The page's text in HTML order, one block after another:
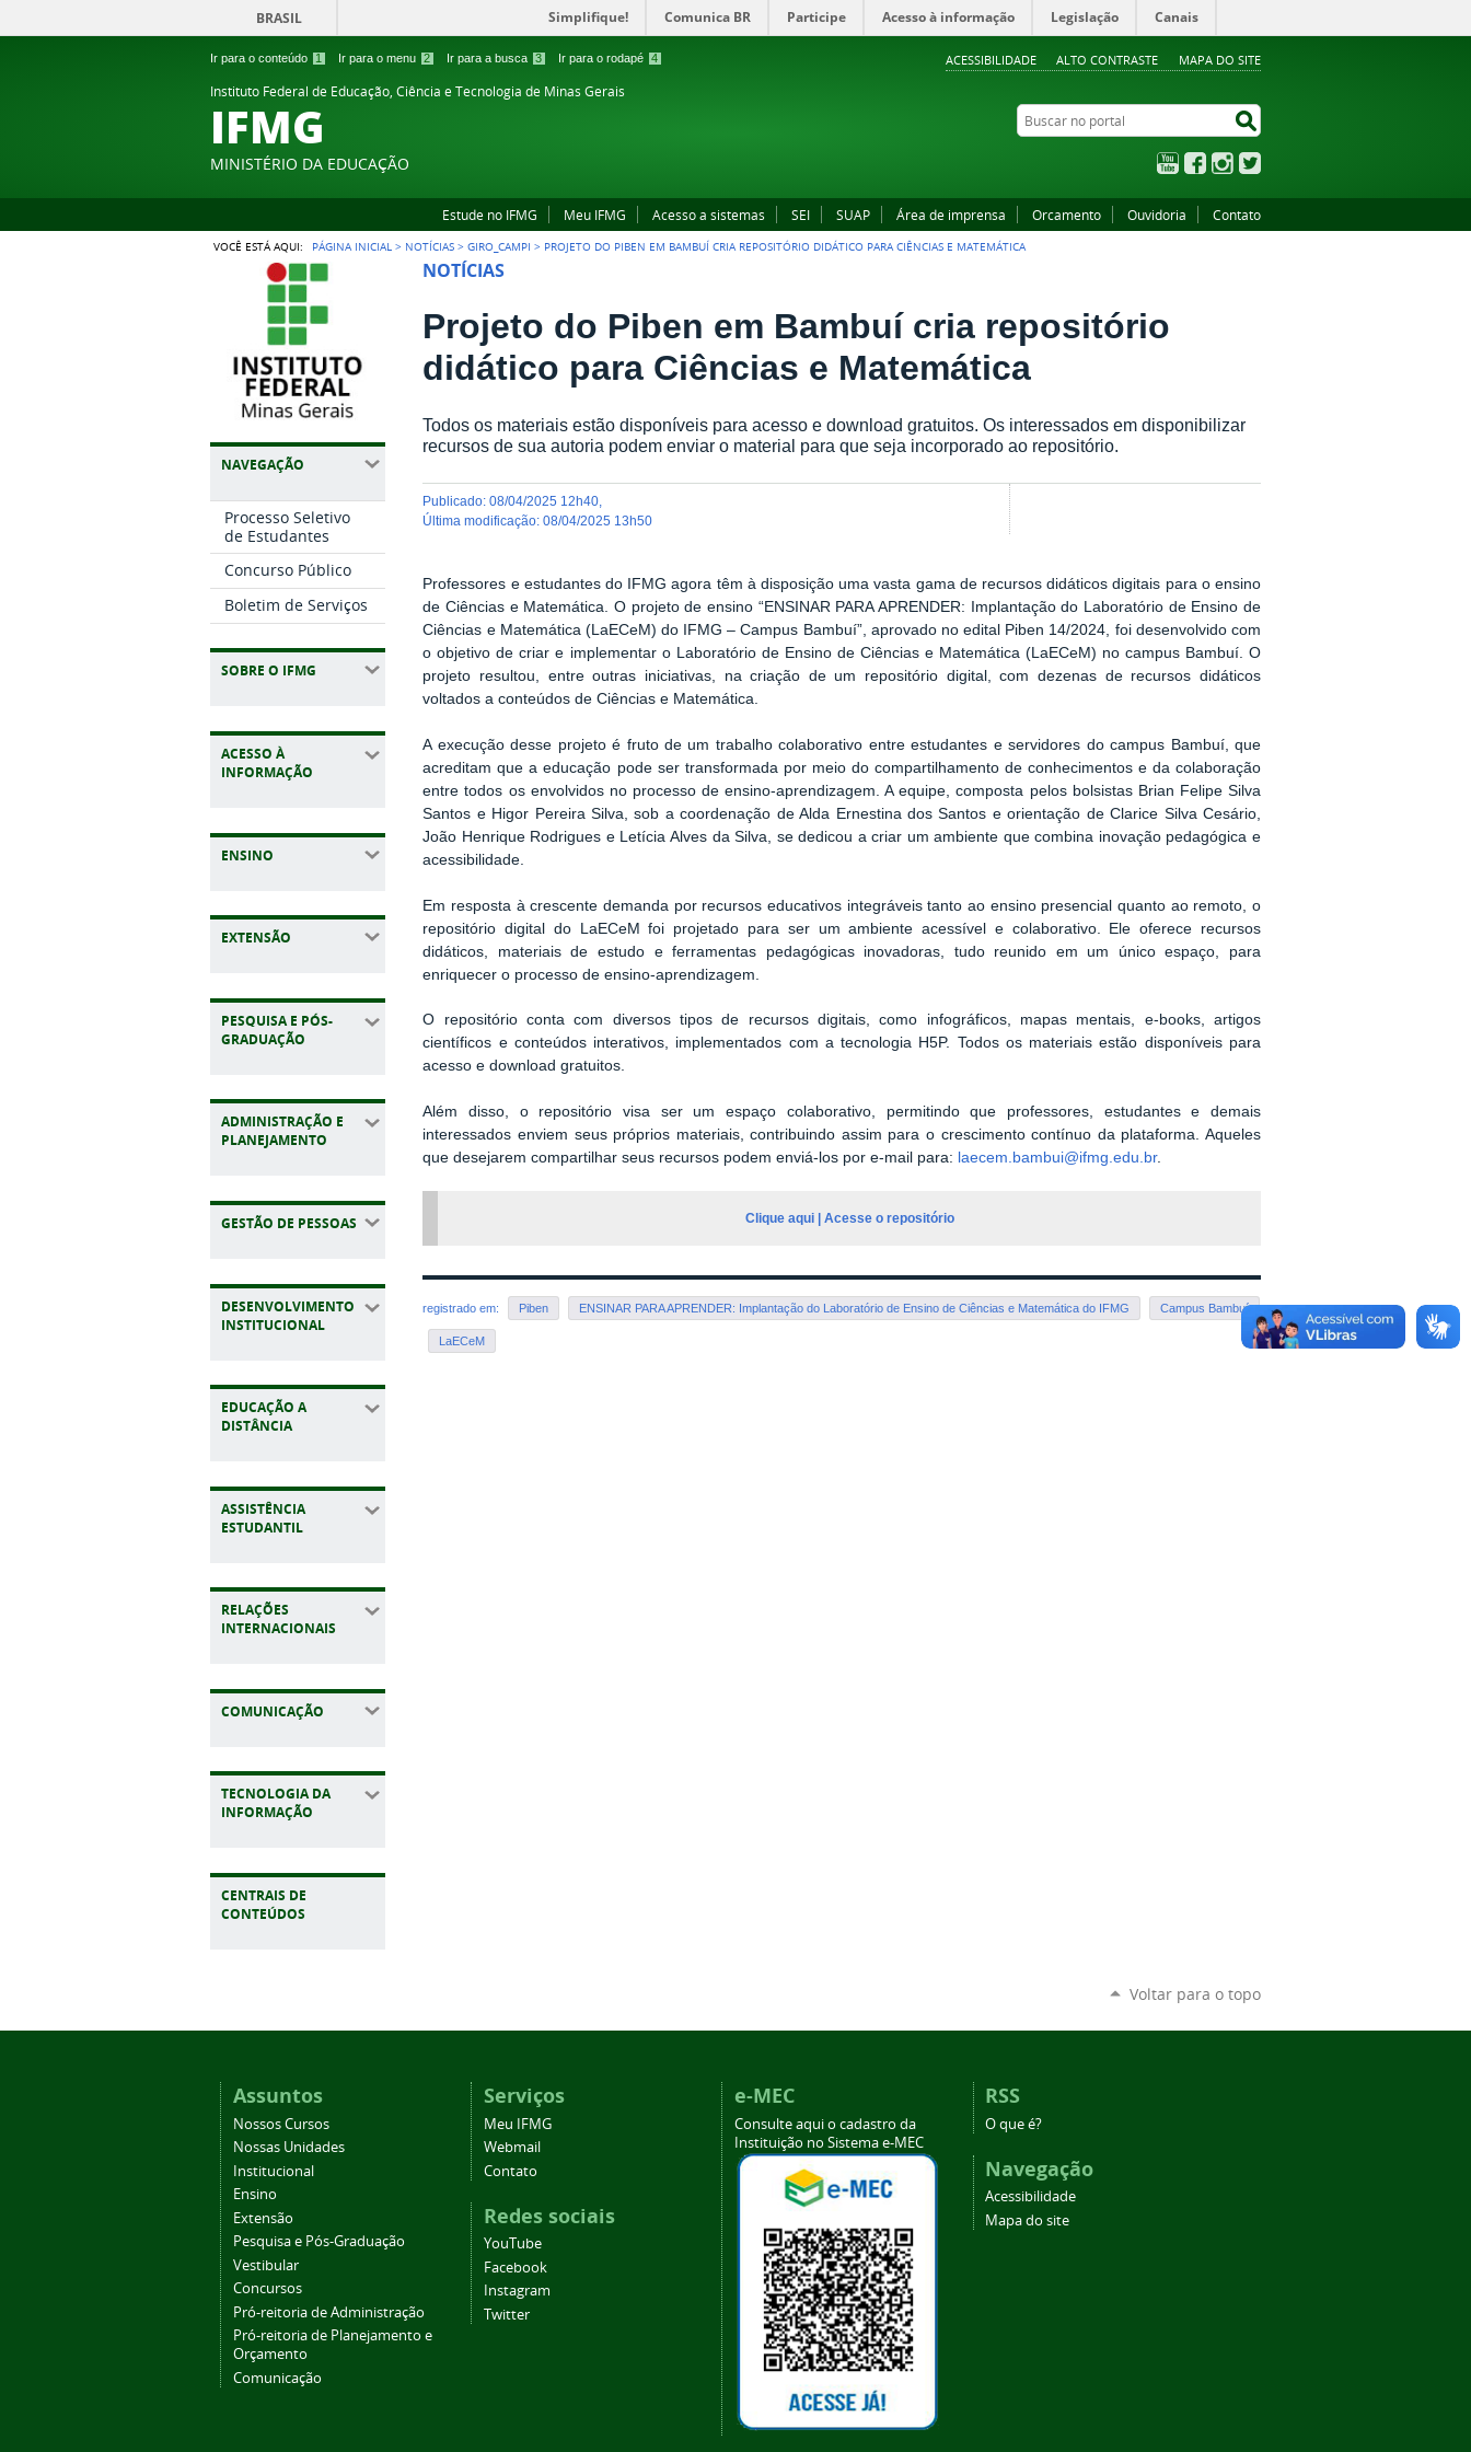
Ir para o conteúdo 1 Ir para o menu 2 Ir para a busca 3 Ir para o rodapé 4 ACESSIBILIDADE ALTO CONTRASTE MAPA DO SITE
BRASIL Simplifique! Comunica BR Participe Acesso à informação Legislação Canais
Instituto Federal de Educação, Ciência e Tecnologia de Minas Gerais
IFMG
MINISTÉRIO DA EDUCAÇÃO
Buscar no portal
YouTubeFacebookInstagram
Estude no IFMG Meu IFMG Acesso a sistemas SEI SUAP Área de imprensa Orcamento Ouvidoria Contato
VOCÊ ESTÁ AQUI: PÁGINA INICIAL > NOTÍCIAS >GIRO_CAMPI > PROJETO DO PIBEN EM BAMBUÍ CRIA REPOSITÓRIO DIDÁTICO PARA CIÊNCIAS E MATEMÁTICA
NAVEGAÇÃO
Processo Seletivo
de Estudantes
Concurso Público
Boletim de Serviços
SOBRE O IFMG
ACESSO À
INFORMAÇÃO
ENSINO
EXTENSÃO
PESQUISA E PÓS-
GRADUAÇÃO
ADMINISTRAÇÃO E
PLANEJAMENTO
GESTÃO DE PESSOAS
DESENVOLVIMENTO
INSTITUCIONAL
EDUCAÇÃO A
DISTÂNCIA
ASSISTÊNCIA
ESTUDANTIL
RELAÇÕES
INTERNACIONAIS
COMUNICAÇÃO
TECNOLOGIA DA
INFORMAÇÃO
CENTRAIS DE
CONTEÚDOS
NOTÍCIAS
Projeto do Piben em Bambuí cria repositório
didático para Ciências e Matemática
Todos os materiais estão disponíveis para acesso e download gratuitos. Os interessados em disponibilizar
recursos de sua autoria podem enviar o material para que seja incorporado ao repositório.
publicado:08/04/2025 12h40
última modificação:08/04/2025 13h50
Professores e estudantes do IFMG agora têm à disposição uma vasta gama de recursos didáticos digitais para o ensino
de Ciências e Matemática. O projeto de ensino “ENSINAR PARA APRENDER: Implantação do Laboratório de Ensino de
Ciências e Matemática (LaECeM) do IFMG – Campus Bambuí”, aprovado no edital Piben 14/2024, foi desenvolvido com
o objetivo de criar e implementar o Laboratório de Ensino de Ciências e Matemática (LaECeM) no campus Bambuí. O
projeto resultou, entre outras iniciativas, na criação de um repositório digital, com dezenas de recursos didáticos
voltados a conteúdos de Ciências e Matemática.
A execução desse projeto é fruto de um trabalho colaborativo entre estudantes e servidores do campus Bambuí, que
acreditam que a educação pode ser transformada por meio do compartilhamento de conhecimentos e da colaboração
entre todos os envolvidos no processo de ensino-aprendizagem. A equipe, composta pelos bolsistas Brian Felipe Silva
Santos e Higor Pereira Silva, sob a coordenação de Alda Ernestina dos Santos e orientação de Clarice Silva Cesário,
João Henrique Rodrigues e Letícia Alves da Silva, se dedicou a criar um ambiente que combina inovação pedagógica e
acessibilidade.
Em resposta à crescente demanda por recursos educativos integráveis tanto ao ensino presencial quanto ao remoto, o
repositório digital do LaECeM foi projetado para ser um ambiente acessível e colaborativo. Ele oferece recursos
didáticos, materiais de estudo e ferramentas pedagógicas inovadoras, tudo reunido em um único espaço, para
enriquecer o processo de ensino-aprendizagem.
O repositório conta com diversos tipos de recursos digitais, como infográficos, mapas mentais, e-books, artigos
científicos e conteúdos interativos, implementados com a tecnologia H5P. Todos os materiais estão disponíveis para
acesso e download gratuitos.
Além disso, o repositório visa ser um espaço colaborativo, permitindo que professores, estudantes e demais
interessados enviem seus próprios materiais, contribuindo assim para o crescimento contínuo da plataforma. Aqueles
que desejarem compartilhar seus recursos podem enviá-los por e-mail para: laecem.bambui@ifmg.edu.br.
Clique aqui | Acesse o repositório
registrado em: Piben ENSINAR PARA APRENDER: Implantação do Laboratório de Ensino de Ciências e Matemática do IFMG Campus Bambuí
LaECeM
Voltar para o topo
Assuntos
Nossos Cursos
Nossas Unidades
Institucional
Ensino
Extensão
Pesquisa e Pós-Graduação
Vestibular
Concursos
Pró-reitoria de Administração
Pró-reitoria de Planejamento e
Orçamento
Comunicação
Serviços
Meu IFMG
Webmail
Contato
Redes sociais
YouTube
Facebook
Instagram
Twitter
e-MEC
Consulte aqui o cadastro da
Instituição no Sistema e-MEC
RSS
O que é?
Navegação
Acessibilidade
Mapa do site